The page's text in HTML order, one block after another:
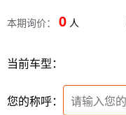
本期询价： 0 人
当前车型：
您的称呼：